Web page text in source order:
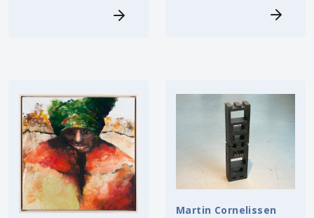
Martin Cornelissen